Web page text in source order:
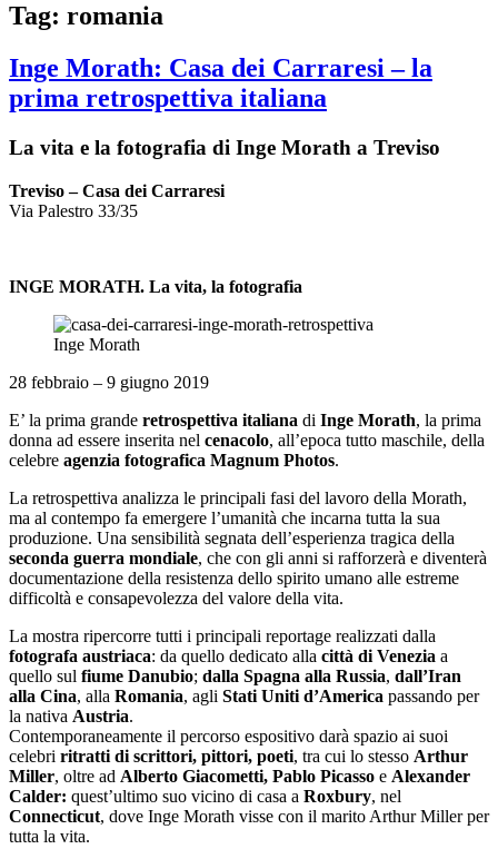
Tag: romania
Inge Morath: Casa dei Carraresi – la
prima retrospettiva italiana
La vita e la fotografia di Inge Morath a Treviso
Treviso – Casa dei Carraresi
Via Palestro 33/35
INGE MORATH. La vita, la fotografia
Inge Morath
28 febbraio – 9 giugno 2019
E’ la prima grande retrospettiva italiana di Inge Morath, la prima
donna ad essere inserita nel cenacolo, all’epoca tutto maschile, della
celebre agenzia fotografica Magnum Photos.
La retrospettiva analizza le principali fasi del lavoro della Morath,
ma al contempo fa emergere l’umanità che incarna tutta la sua
produzione. Una sensibilità segnata dell’esperienza tragica della
seconda guerra mondiale, che con gli anni si rafforzerà e diventerà
documentazione della resistenza dello spirito umano alle estreme
difficoltà e consapevolezza del valore della vita.
La mostra ripercorre tutti i principali reportage realizzati dalla
fotografa austriaca: da quello dedicato alla città di Venezia a
quello sul fiume Danubio; dalla Spagna alla Russia, dall’Iran
alla Cina, alla Romania, agli Stati Uniti d’America passando per
la nativa Austria.
Contemporaneamente il percorso espositivo darà spazio ai suoi
celebri ritratti di scrittori, pittori, poeti, tra cui lo stesso Arthur
Miller, oltre ad Alberto Giacometti, Pablo Picasso e Alexander
Calder: quest’ultimo suo vicino di casa a Roxbury, nel
Connecticut, dove Inge Morath visse con il marito Arthur Miller per
tutta la vita.